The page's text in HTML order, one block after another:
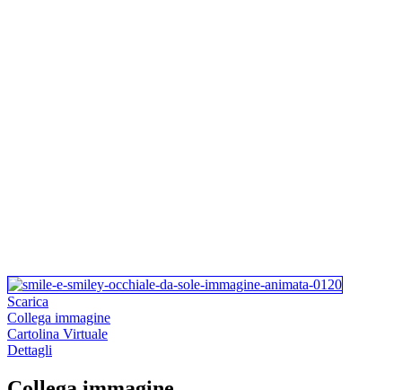
Scarica
Collega immagine
Cartolina Virtuale
Dettagli